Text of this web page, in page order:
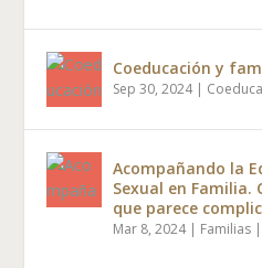
Coeducación y
Sep 30, 2024|
Acompañando la
Sexual en Familia.
que parece
Mar 8, 2024| Familias |